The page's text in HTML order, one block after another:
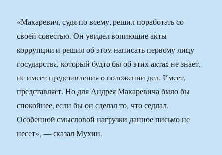
«Макаревич, судя по всему, решил поработать со
своей совестью. Он увидел вопиющие акты
коррупции и решил об этом написать первому лицу
государства, который будто бы об этих актах не знает,
не имеет представления о положении дел. Имеет,
представляет. Но для Андрея Макаревича было бы
спокойнее, если бы он сделал то, что седлал.
Особенной смысловой нагрузки данное письмо не
несет», — сказал Мухин.